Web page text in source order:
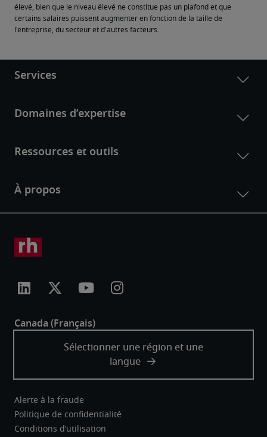
élevé, bien que le niveau élevé ne constitue pas un plafond et que
certains salaires puissent augmenter en fonction de la taille de
l'entreprise, du secteur et d'autres facteurs.
Alerte à la fraude
Politique de confidentialité
Conditions d’utilisation